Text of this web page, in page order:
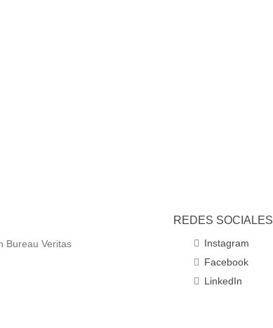
REDES SOCIALES
Instagram
Facebook
LinkedIn